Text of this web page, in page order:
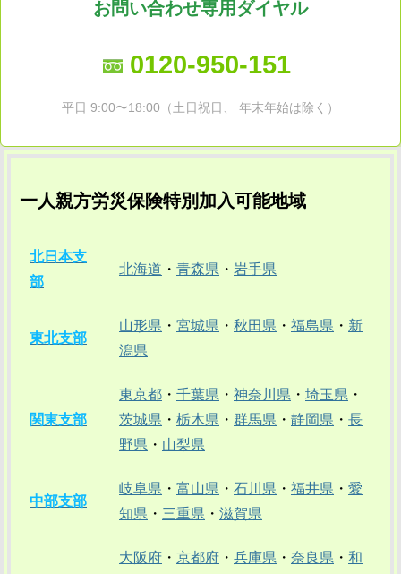
お問い合わせ専用ダイヤル
0120-950-151
平日 9:00〜18:00（土日祝日、 年末年始は除く）
一人親方労災保険特別加入可能地域
北日本支
部
北海道 ・ 青森県 ・ 岩手県
東北支部
山形県 ・ 宮城県 ・ 秋田県 ・ 福島県 ・ 新
潟県
関東支部
東京都 ・ 千葉県 ・ 神奈川県 ・ 埼玉県 ・
茨城県 ・ 栃木県 ・ 群馬県 ・ 静岡県 ・ 長
野県 ・ 山梨県
中部支部
岐阜県 ・ 富山県 ・ 石川県 ・ 福井県 ・ 愛
知県 ・ 三重県 ・ 滋賀県
大阪府 ・ 京都府 ・ 兵庫県 ・ 奈良県 ・ 和